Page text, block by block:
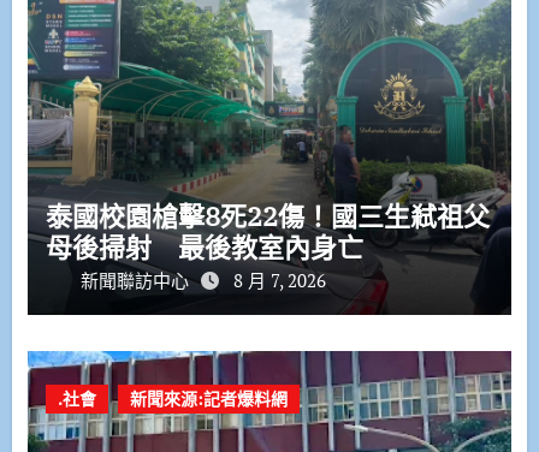
泰國校園槍擊8死22傷！國三生弒祖父
母後掃射 最後教室內身亡
新聞聯訪中心 8 月 7, 2026
.社會 新聞來源:記者爆料網